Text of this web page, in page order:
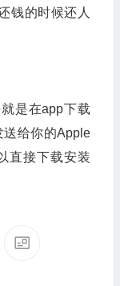
钱的时候还人
是在app下载
送给你的Apple
直接下载安装